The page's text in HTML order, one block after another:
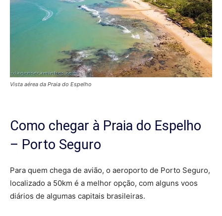
Vista aérea da Praia do Espelho
Como chegar à Praia do Espelho
– Porto Seguro
Para quem chega de avião, o aeroporto de Porto Seguro,
localizado a 50km é a melhor opção, com alguns voos
diários de algumas capitais brasileiras.